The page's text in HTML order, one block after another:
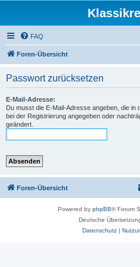
FAQ
Foren-Übersicht
Passwort zurücksetzen
E-Mail-Adresse:
Du musst die E-Mail-Adresse angeben, die in
bei der Registrierung angegeben oder
geändert.
Foren-Übersicht
Powered by phpBB® Forum
Deutsche
Datenschutz|